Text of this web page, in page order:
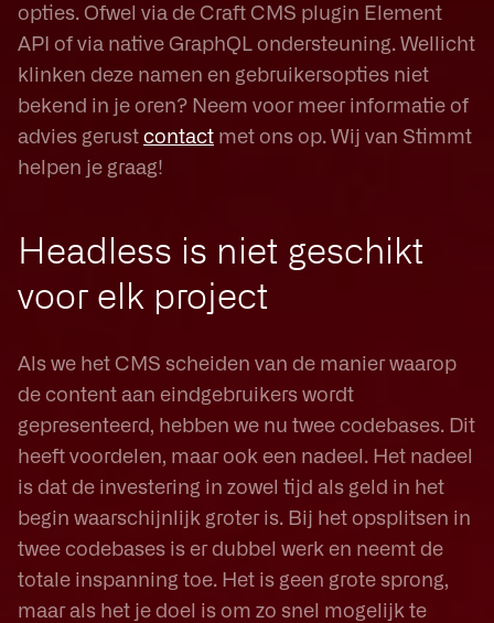
opties. Ofwel via de Craft CMS plugin Element
API of via native GraphQL ondersteuning. Wellicht
klinken deze namen en gebruikersopties niet
bekend in je oren? Neem voor meer informatie of
advies gerust contact met ons op. Wij van Stimmt
helpen je graag!
Headless is niet geschikt
voor elk project
Als we het CMS scheiden van de manier waarop
de content aan eindgebruikers wordt
gepresenteerd, hebben we nu twee codebases. Dit
heeft voordelen, maar ook een nadeel. Het nadeel
is dat de investering in zowel tijd als geld in het
begin waarschijnlijk groter is. Bij het opsplitsen in
twee codebases is er dubbel werk en neemt de
totale inspanning toe. Het is geen grote sprong,
maar als het je doel is om zo snel mogelijk te